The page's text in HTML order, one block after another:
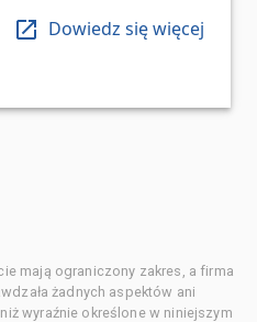
Dowiedz się więcej
mają ograniczony zakres, a firma
żadnych aspektów ani
wyraźnie określone w niniejszym